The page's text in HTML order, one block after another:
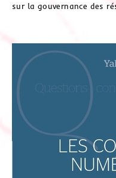
sur la gouvernance des